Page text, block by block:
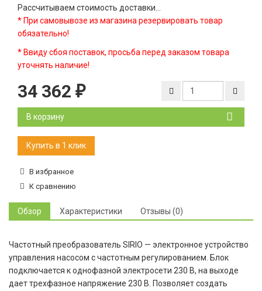
Рассчитываем стоимость доставки...
* При самовывозе из магазина резервировать товар
обязательно!
* Ввиду сбоя поставок, просьба перед заказом товара
уточнять наличие!
34 362 ₽
В корзину
В избранное
К сравнению
Обзор Характеристики Отзывы (0)
Частотный преобразователь SIRIO — электронное устройство
управления насосом с частотным регулированием. Блок
подключается к однофазной электросети 230 В, на выходе
дает трехфазное напряжение 230 B. Позволяет создать